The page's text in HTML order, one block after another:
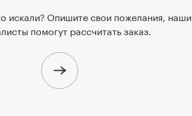
искали? Опишите свои пожелания, наши
помогут рассчитать заказ.